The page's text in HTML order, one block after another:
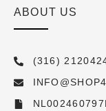
ABOUT US
(316)